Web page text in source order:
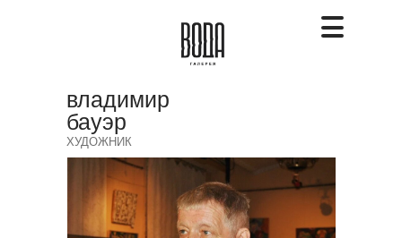
ХУДОЖНИК
владимир
бауэр